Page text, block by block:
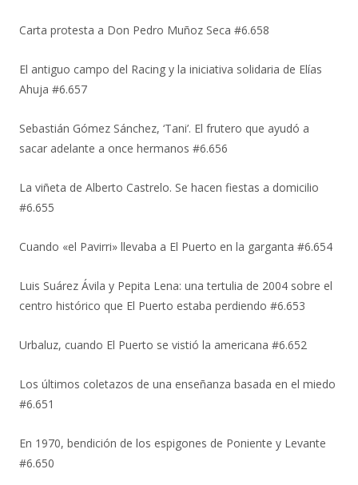
Carta protesta a Don Pedro Muñoz Seca #6.658
El antiguo campo del Racing y la iniciativa solidaria de Elías
Ahuja #6.657
Sebastián Gómez Sánchez, ‘Tani’. El frutero que ayudó a
sacar adelante a once hermanos #6.656
La viñeta de Alberto Castrelo. Se hacen fiestas a domicilio
#6.655
Cuando «el Pavirri» llevaba a El Puerto en la garganta #6.654
Luis Suárez Ávila y Pepita Lena: una tertulia de 2004 sobre el
centro histórico que El Puerto estaba perdiendo #6.653
Urbaluz, cuando El Puerto se vistió la americana #6.652
Los últimos coletazos de una enseñanza basada en el miedo
#6.651
En 1970, bendición de los espigones de Poniente y Levante
#6.650